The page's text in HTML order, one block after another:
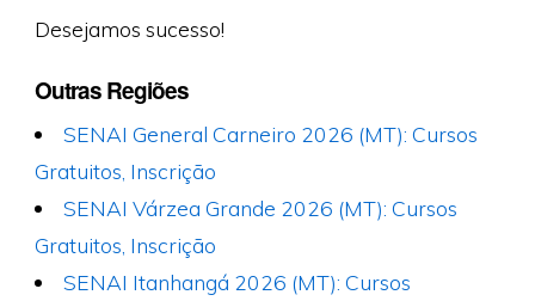
Desejamos sucesso!
Outras Regiões
SENAI General Carneiro 2026 (MT): Cursos
Gratuitos, Inscrição
SENAI Várzea Grande 2026 (MT): Cursos
Gratuitos, Inscrição
SENAI Itanhangá 2026 (MT): Cursos